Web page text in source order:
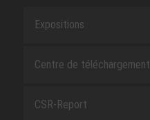
Expositions
Centre de téléchargement
CSR-Report